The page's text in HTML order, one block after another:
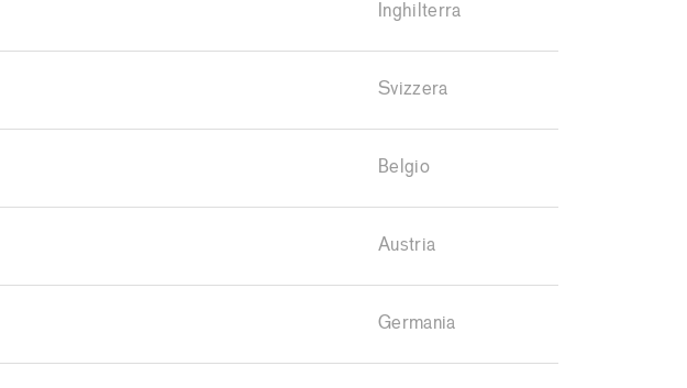
Inghilterra
Svizzera
Belgio
Austria
Germania